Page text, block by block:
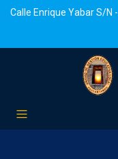
Calle Enrique Yabar S/N